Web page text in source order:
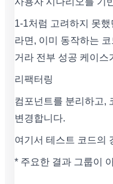
1-1처럼 고려하지 못
라면, 이미 동작하는
거라 전부 성공 케이스
리팩터링
컴포넌트를 분리하고,
변경합니다.
여기서 테스트 코드의
* 주요한 결과 그룹이